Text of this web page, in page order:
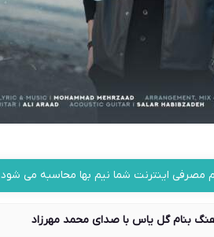
مصرفی اینترنت شما نیم بها محاسبه می شود
بنام گل یاس با صدای محمد مهرزاد